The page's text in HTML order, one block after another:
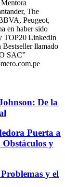
The
Peugeot,
en haber sido
TOP20 LinkedIn
Bestseller llamado
SAC”
De la
Puerta a
y
y el